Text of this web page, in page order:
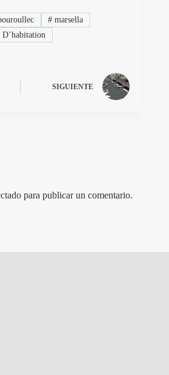
# marsella
SIGUIENTE
para publicar un comentario.